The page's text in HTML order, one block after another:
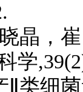
晶，
学
Ⅱ类细